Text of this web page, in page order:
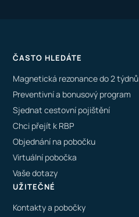
ČASTO HLEDÁTE
Magnetická rezonance do 2 týdnů
Preventivní a bonusový program
Sjednat cestovní pojištění
Chci přejít k RBP
Objednání na pobočku
Virtuální pobočka
Vaše dotazy
UŽITEČNÉ
Kontakty a pobočky